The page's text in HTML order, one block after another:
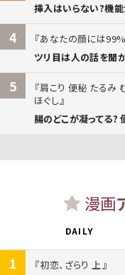
挿入はいらない?機
4
あなたの顔には
ツリ目は人の話を聞
5
肩こり 便秘 たるみ
ほぐし
腸のどこが凝ってる?
漫画
DAILY
1
初恋、ざらり 上